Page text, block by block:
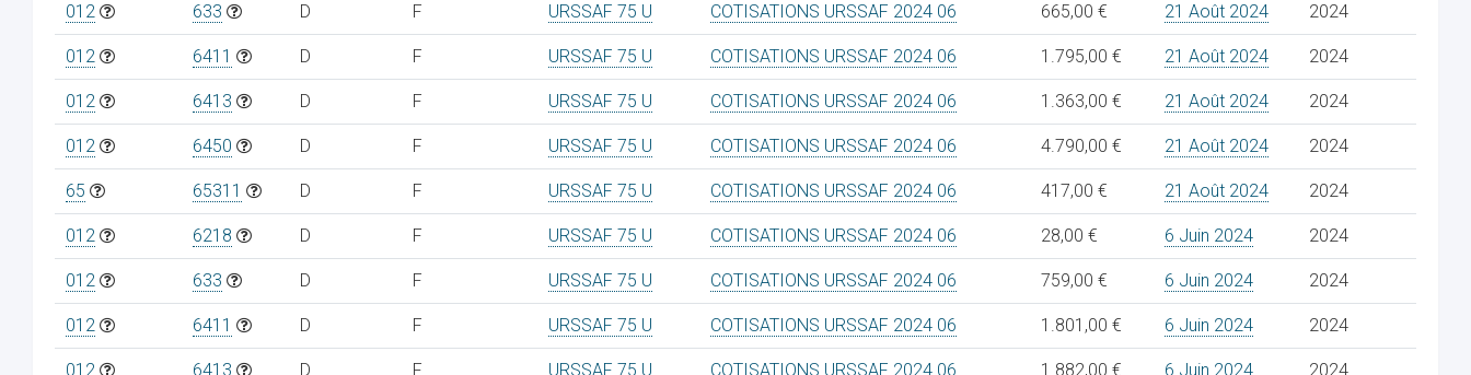
012 633 D F URSSAF 75 U COTISATIONS URSSAF 2024 06 665,00 € 21 Août 2024 2024
012 6411 D F URSSAF 75 U COTISATIONS URSSAF 2024 06 1.795,00 € 21 Août 2024 2024
012 6413 D F URSSAF 75 U COTISATIONS URSSAF 2024 06 1.363,00 € 21 Août 2024 2024
012 6450 D F URSSAF 75 U COTISATIONS URSSAF 2024 06 4.790,00 € 21 Août 2024 2024
65 65311 D F URSSAF 75 U COTISATIONS URSSAF 2024 06 417,00 € 21 Août 2024 2024
012 6218 D F URSSAF 75 U COTISATIONS URSSAF 2024 06 28,00 € 6 Juin 2024 2024
012 633 D F URSSAF 75 U COTISATIONS URSSAF 2024 06 759,00 € 6 Juin 2024 2024
012 6411 D F URSSAF 75 U COTISATIONS URSSAF 2024 06 1.801,00 € 6 Juin 2024 2024
012 6413 D F URSSAF 75 U COTISATIONS URSSAF 2024 06 1.882,00 € 6 Juin 2024 2024